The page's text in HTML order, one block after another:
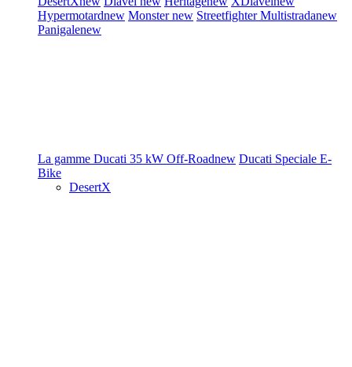
Hypermotardnew Monsternew StreetfighterMultistradanew
Panigalenew
La gamme Ducati 35 kW Off-Roadnew Ducati Speciale E-
Bike
DesertX